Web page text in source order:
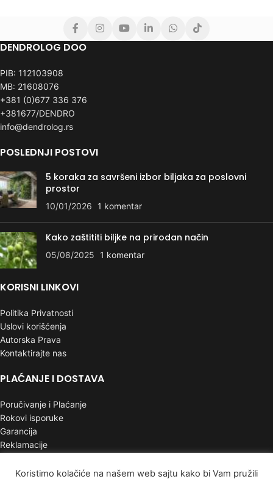
DENDROLOG DOO
PIB: 112103908
MB: 21608076
+381 (0)677 336 376
+381677/DENDRO
info@dendrolog.rs
POSLEDNJI POSTOVI
5 koraka za savršeni izbor biljaka za poslovni
prostor
10/01/2026 1 komentar
Kako zaštititi biljke na prirodan način
05/08/2025 1 komentar
KORISNI LINKOVI
Politika Privatnosti
Uslovi korišćenja
Autorska Prava
Kontaktirajte nas
PLAĆANJE I DOSTAVA
Poručivanje i Plaćanje
Rokovi isporuke
Garancija
Reklamacije
INFORMACIJE
Koristimo kolačiće na našem web sajtu kako bi Vam pružili